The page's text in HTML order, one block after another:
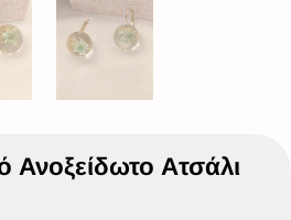
Ανοξείδωτο Ατσάλι